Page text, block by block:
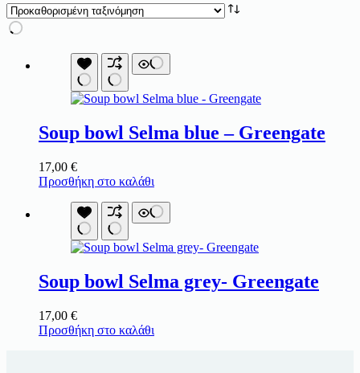
Soup bowl Selma blue – Greengate
17,00 €
Προσθήκη στο καλάθι
Soup bowl Selma grey- Greengate
17,00 €
Προσθήκη στο καλάθι